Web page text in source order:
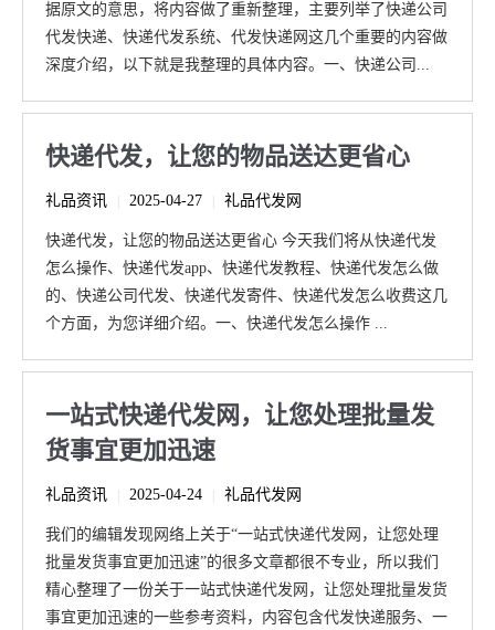
据原文的意思，将内容做了重新整理，主要列举了快递公司
代发快递、快递代发系统、代发快递网这几个重要的内容做
深度介绍，以下就是我整理的具体内容。一、快递公司...
快递代发，让您的物品送达更省心
礼品资讯 2025-04-27 礼品代发网
快递代发，让您的物品送达更省心 今天我们将从快递代发
怎么操作、快递代发app、快递代发教程、快递代发怎么做
的、快递公司代发、快递代发寄件、快递代发怎么收费这几
个方面，为您详细介绍。一、快递代发怎么操作 ...
一站式快递代发网，让您处理批量发
货事宜更加迅速
礼品资讯 2025-04-24 礼品代发网
我们的编辑发现网络上关于“一站式快递代发网，让您处理
批量发货事宜更加迅速”的很多文章都很不专业，所以我们
精心整理了一份关于一站式快递代发网，让您处理批量发货
事宜更加迅速的一些参考资料，内容包含代发快递服务、一